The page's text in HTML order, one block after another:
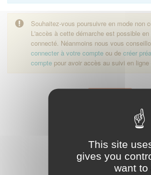
This site
gives you
want to
Souhaitez-vous poursuivre en mode non
L'accès à cette démarche est possible en
connecté. Néanmoins nous vous
connecter à votre compte ou de créer
compte pour avoir accès au suivi en